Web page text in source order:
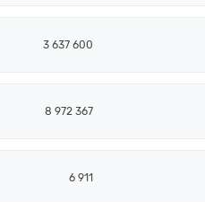
3 637 600
8 972 367
6 911